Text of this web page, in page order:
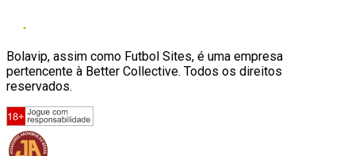
Bolavip, assim como Futbol Sites, é uma empresa
pertencente à Better Collective. Todos os direitos
reservados.